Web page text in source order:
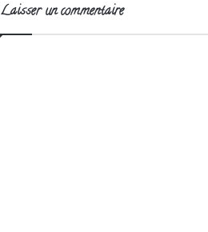
Laisser un commentaire